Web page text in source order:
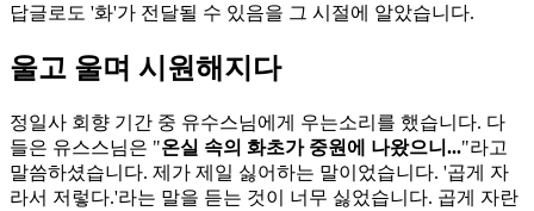
답글로도 '화'가 전달될 수 있음을 그 시절에 알았습니다.
울고 울며 시원해지다
정일사 회향 기간 중 유수스님에게 우는소리를 했습니다. 다
들은 유스스님은 "온실 속의 화초가 중원에 나왔으니..."라고
말씀하셨습니다. 제가 제일 싫어하는 말이었습니다. '곱게 자
라서 저렇다.'라는 말을 듣는 것이 너무 싫었습니다. 곱게 자란